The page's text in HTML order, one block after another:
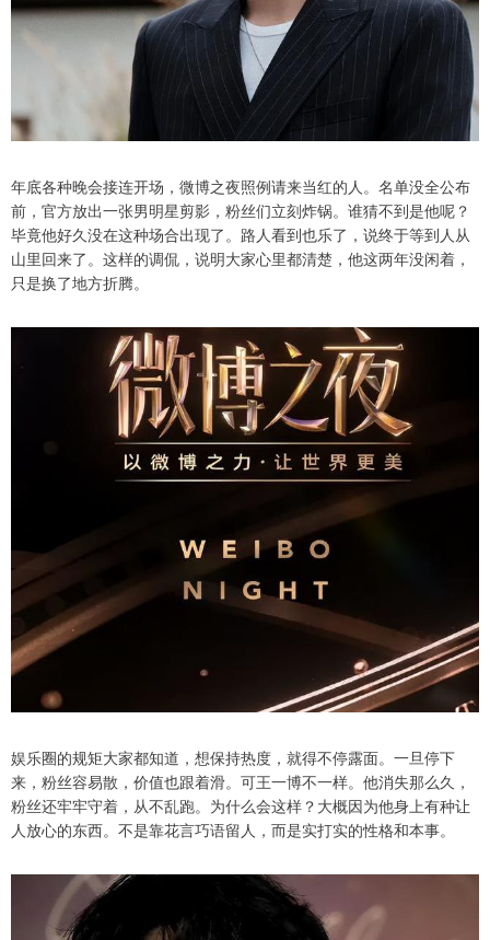
年底各种晚会接连开场，微博之夜照例请来当红的人。名单没全公布
前，官方放出一张男明星剪影，粉丝们立刻炸锅。谁猜不到是他呢？
毕竟他好久没在这种场合出现了。路人看到也乐了，说终于等到人从
山里回来了。这样的调侃，说明大家心里都清楚，他这两年没闲着，
只是换了地方折腾。
娱乐圈的规矩大家都知道，想保持热度，就得不停露面。一旦停下
来，粉丝容易散，价值也跟着滑。可王一博不一样。他消失那么久，
粉丝还牢牢守着，从不乱跑。为什么会这样？大概因为他身上有种让
人放心的东西。不是靠花言巧语留人，而是实打实的性格和本事。